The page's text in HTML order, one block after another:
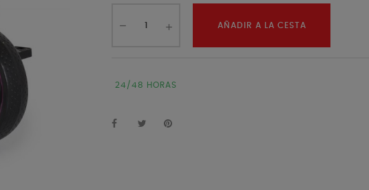
AÑADIR A LA CESTA
24/48 HORAS